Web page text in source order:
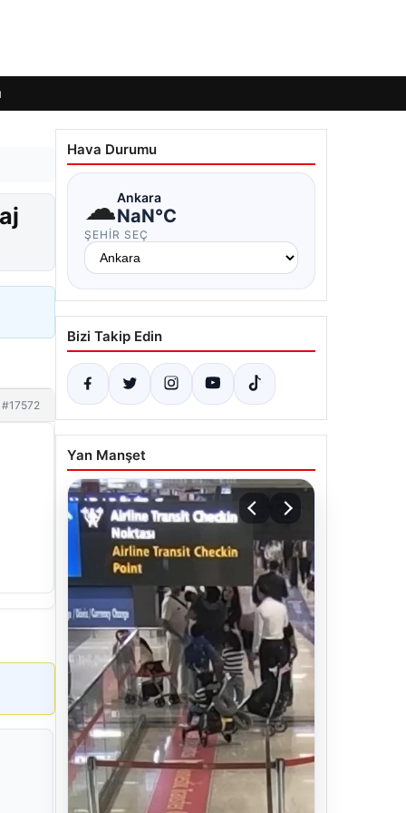
#17572
Hava Durumu
☁Ankara
NaN°C
ŞEHIR SEÇ
Bizi Takip Edin
Yan Manşet